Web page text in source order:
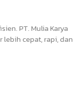
PT. Mulia Karya
lebih cepat, rapi, dan